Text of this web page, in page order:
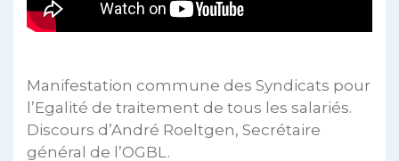
Manifestation commune des Syndicats pour
l’Egalité de traitement de tous les salariés.
Discours d’André Roeltgen, Secrétaire
général de l’OGBL.